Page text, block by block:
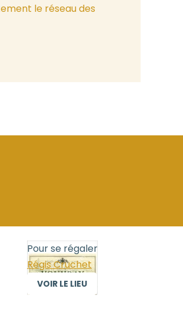
le réseau des
Pour se régaler
Régis Cruchet
VOIR LE LIEU